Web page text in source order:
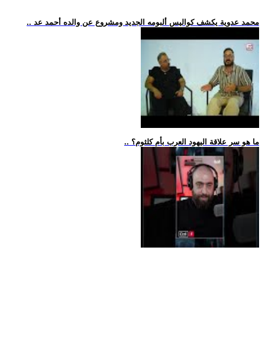
.. محمد عدوية يكشف كواليس ألبومه الجديد ومشروع عن والده أحمد عد
.. ما هو سر علاقة اليهود العرب بأم كلثوم؟